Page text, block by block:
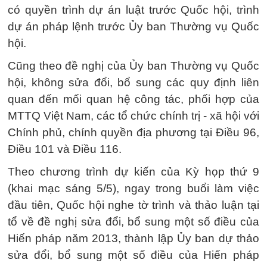
có quyền trình dự án luật trước Quốc hội, trình
dự án pháp lệnh trước Ủy ban Thường vụ Quốc
hội.
Cũng theo đề nghị của Ủy ban Thường vụ Quốc
hội, không sửa đổi, bổ sung các quy định liên
quan đến mối quan hệ công tác, phối hợp của
MTTQ Việt Nam, các tổ chức chính trị - xã hội với
Chính phủ, chính quyền địa phương tại Điều 96,
Điều 101 và Điều 116.
Theo chương trình dự kiến của Kỳ họp thứ 9
(khai mạc sáng 5/5), ngay trong buổi làm việc
đầu tiên, Quốc hội nghe tờ trình và thảo luận tại
tổ về đề nghị sửa đổi, bổ sung một số điều của
Hiến pháp năm 2013, thành lập Ủy ban dự thảo
sửa đổi, bổ sung một số điều của Hiến pháp